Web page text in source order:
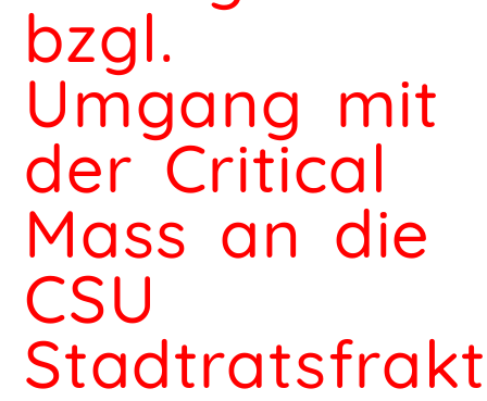
bzgl.
Umgang mit
der Critical
Mass an die
CSU